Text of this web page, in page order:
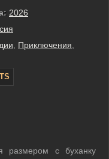
2026
, Приключения,
TS
размером с буханку